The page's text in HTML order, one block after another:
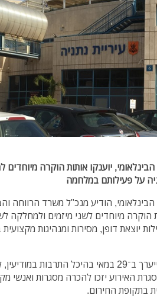
יוענקו אותות הוקרה מיוחדים ל
על פעילותם במלחמה
הודיע מנכ"ל משרד הרווחה
הוקרה מיוחדים לשני מיזמים ולמחלקה
יוצאת דופן, מסירות ומנהיגות
האותות יוענקו במסגרת אירוע חגיגי שייערך ב־29 במאי בהיכל התרבות
האירוע יזכו להכרה מסגרות ואנשי
בתקופת החירום.